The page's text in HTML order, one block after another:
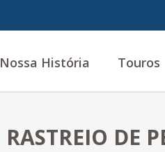
Nossa História Touros
RASTREIO DE